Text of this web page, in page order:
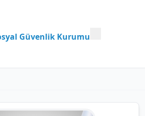
Güvenlik Kurumu